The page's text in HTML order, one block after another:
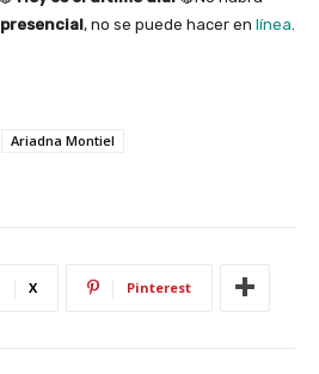
presencial, no se puede hacer en línea
Ariadna Montiel
X Pinterest